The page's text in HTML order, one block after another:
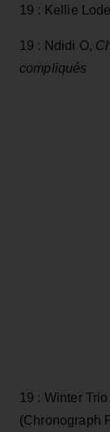
19 : Kellie
19 : Ndidi O,
compliqués
19 : Winter
(Chronograph